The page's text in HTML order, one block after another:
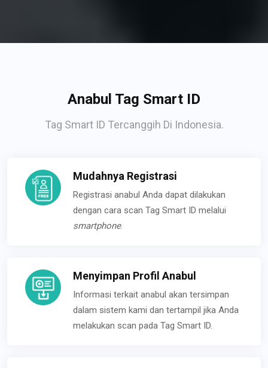
Anabul Tag Smart ID
Tag Smart ID Tercanggih Di Indonesia.
Mudahnya Registrasi
Registrasi anabul Anda dapat dilakukan
dengan cara scan Tag Smart ID melalui
smartphone.
Menyimpan Profil Anabul
Informasi terkait anabul akan tersimpan
dalam sistem kami dan tertampil jika Anda
melakukan scan pada Tag Smart ID.